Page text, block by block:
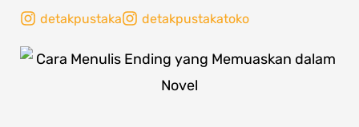
detakpustaka detakpustakatoko